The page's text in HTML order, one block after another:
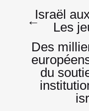
Navigation
de
l’article
←Israël
Les
Des
du